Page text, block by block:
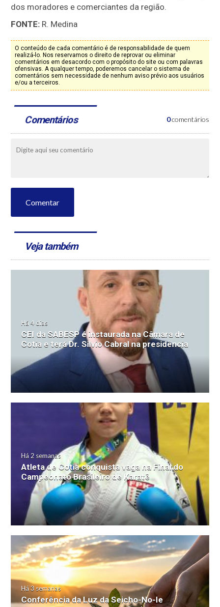
dos moradores e comerciantes da região.
FONTE: R. Medina
O conteúdo de cada comentário é de responsabilidade de quem
realizá-lo. Nos reservamos o direito de reprovar ou eliminar
comentários em desacordo com o propósito do site ou com palavras
ofensivas. A qualquer tempo, poderemos cancelar o sistema de
comentários sem necessidade de nenhum aviso prévio aos usuários
e/ou a terceiros.
Comentários 0comentários
Comentar
Veja também
Há 4 dias
CEI da SABESP é instaurada na Câmara de
Cotia e terá Dr. Silvio Cabral na presidência
Há 2 semanas
Atleta de Cotia conquista vaga na Final do
Campeonato Brasileiro de Karatê
Há 3 semanas
Conferência da Luz da Seicho-No-Ie